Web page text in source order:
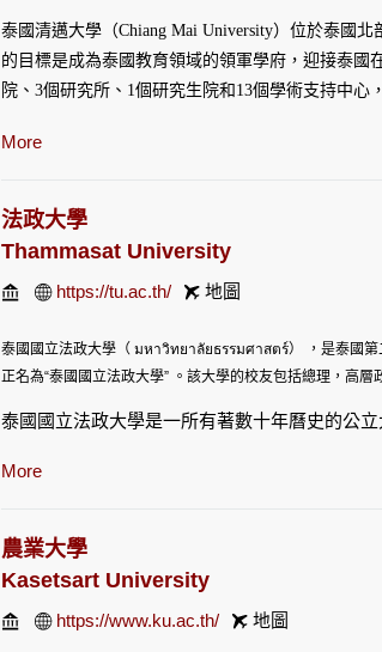
泰國清邁大學（Chiang Mai University）位於泰國
的目標是成為泰國教育領域的領軍學府，迎接泰國
院、3個研究所、1個研究生院和13個學術支持中
物理學、
More
法政大學
Thammasat University
https://tu.ac.th/ 地圖
泰國國立法政大學（ มหาวิทยาลัยธรรมศาสตร์） ，是泰國第
正名為“泰國國立法政大學” 。該大學的校友包括總理，高
泰國國立法政大學是一所有著數十年曆史的公
院，社會管理學院，社會學與人類學學院，創
More
農業大學
Kasetsart University
https://www.ku.ac.th/ 地圖